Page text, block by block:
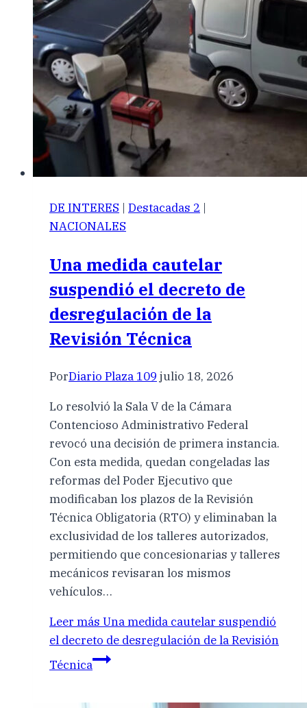
DE INTERES | Destacadas 2 |
NACIONALES
Una medida cautelar
suspendió el decreto de
desregulación de la
Revisión Técnica
PorDiario Plaza 109 julio 18, 2026
Lo resolvió la Sala V de la Cámara
Contencioso Administrativo Federal
revocó una decisión de primera instancia.
Con esta medida, quedan congeladas las
reformas del Poder Ejecutivo que
modificaban los plazos de la Revisión
Técnica Obligatoria (RTO) y eliminaban la
exclusividad de los talleres autorizados,
permitiendo que concesionarias y talleres
mecánicos revisaran los mismos
vehículos…
Leer más Una medida cautelar suspendió
el decreto de desregulación de la Revisión
Técnica